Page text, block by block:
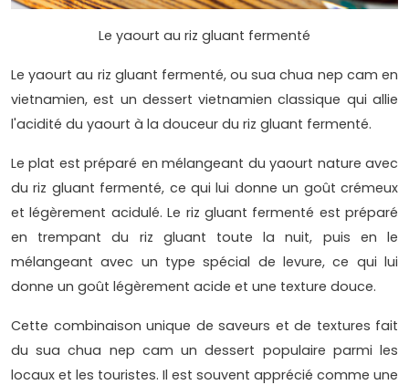
Le yaourt au riz gluant fermenté
Le yaourt au riz gluant fermenté, ou sua chua nep cam en
vietnamien, est un dessert vietnamien classique qui allie
l'acidité du yaourt à la douceur du riz gluant fermenté.
Le plat est préparé en mélangeant du yaourt nature avec
du riz gluant fermenté, ce qui lui donne un goût crémeux
et légèrement acidulé. Le riz gluant fermenté est préparé
en trempant du riz gluant toute la nuit, puis en le
mélangeant avec un type spécial de levure, ce qui lui
donne un goût légèrement acide et une texture douce.
Cette combinaison unique de saveurs et de textures fait
du sua chua nep cam un dessert populaire parmi les
locaux et les touristes. Il est souvent apprécié comme une